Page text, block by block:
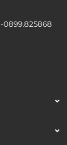
-0899.825868